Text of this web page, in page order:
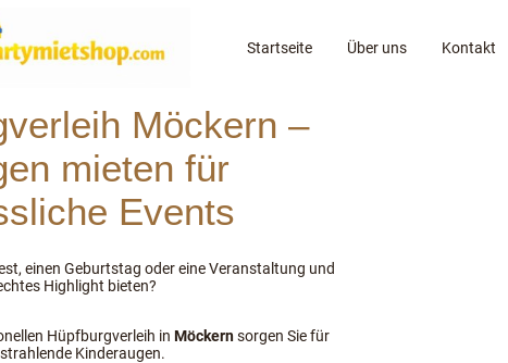
Startseite Über uns Kontakt
Möckern –
mieten für
Events
einen Geburtstag oder eine Veranstaltung und
Highlight bieten?
Hüpfburgverleih in Möckernsorgen Sie für
Kinderaugen.